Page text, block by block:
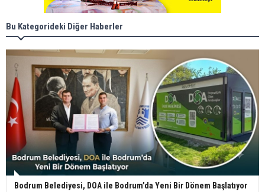
Bu Kategorideki Diğer Haberler
Bodrum Belediyesi, DOA ile Bodrum’da Yeni Bir Dönem Başlatıyor